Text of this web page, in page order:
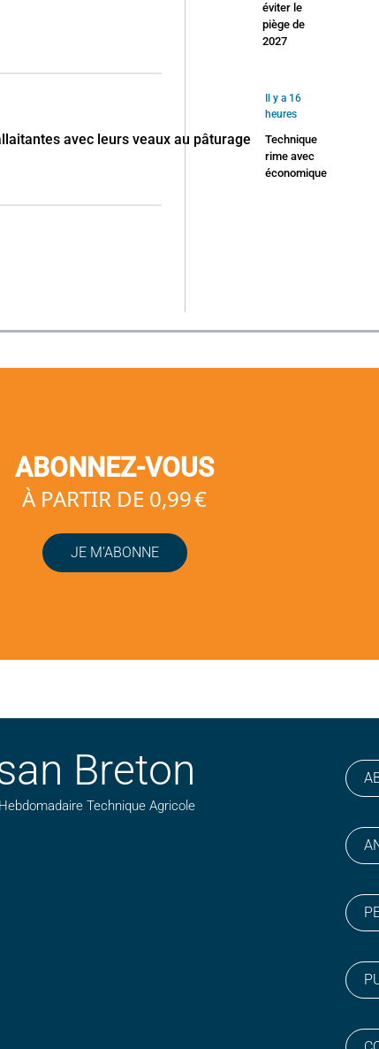
éviter le
piège de
2027
Il y a 16
heures
Technique
rime avec
économique
ABONNEZ-VOUS
À PARTIR DE 0,99 €
JE M’ABONNE
Breton
Hebdomadaire Technique Agricole